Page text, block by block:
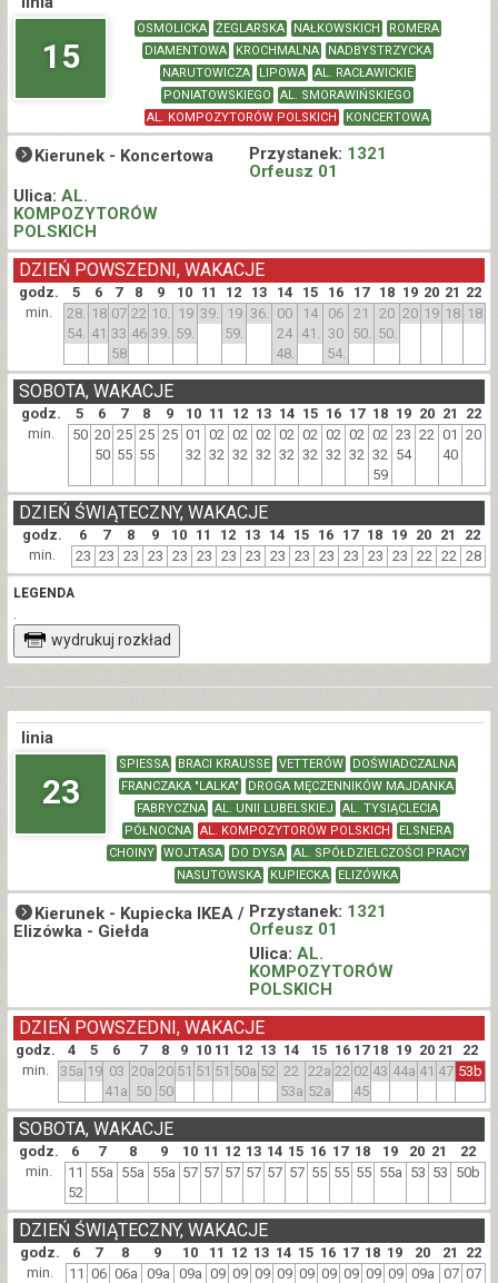
15
OSMOLICKA ŻEGLARSKA NAŁKOWSKICH
ROMERA
DIAMENTOWA
KROCHMALNA
NADBYSTRZYCKA
NARUTOWICZA
LIPOWA
AL. RACŁAWICKIE
PONIATOWSKIEGO
AL. SMORAWIŃSKIEGO
AL. KOMPOZYTORÓW POLSKICH
KONCERTOWA
Kierunek - Koncertowa Przystanek: 1321
Orfeusz 01
Ulica: AL.
KOMPOZYTORÓW
POLSKICH
godz. 5 6 7 8 9 10 11 12 13 14 15 16 17 18 19 20 21 22
DZIEŃ POWSZEDNI, WAKACJE
min.
28.
54.
18
41
07
33
58
22
46
10.
39.
19
59.
39.
19
59.
36.
00
24
48.
14
41.
06
30
54.
21
50.
20
50.
20 19 18 18
godz. 5 6 7 8 9 10 11 12 13 14 15 16 17 18 19 20 21 22
SOBOTA, WAKACJE
min. 50 20
50
25
55
25
55
25 01
32
02
32
02
32
02
32
02
32
02
32
02
32
02
32
02
32
59
23
54
22 01
40
20
godz. 6 7 8 9 10 11 12 13 14 15 16 17 18 19 20 21 22
DZIEŃ ŚWIĄTECZNY, WAKACJE
min. 23 23 23 23 23 23 23 23 23 23 23 23 23 23 22 22 28
LEGENDA
.
wydrukuj rozkład
linia
23
SPIESSA BRACI KRAUSSE VETTERÓW
DOŚWIADCZALNA
FRANCZAKA "LALKA"
DROGA MĘCZENNIKÓW MAJDANKA
FABRYCZNA
AL. UNII LUBELSKIEJ
AL. TYSIĄCLECIA
PÓŁNOCNA
AL. KOMPOZYTORÓW POLSKICH
ELSNERA
CHOINY
WOJTASA DO DYSA
AL. SPÓŁDZIELCZOŚCI PRACY
NASUTOWSKA
KUPIECKA ELIZÓWKA
Kierunek - Kupiecka IKEA /
Elizówka - Giełda
Przystanek: 1321
Orfeusz 01
Ulica: AL.
KOMPOZYTORÓW
POLSKICH
godz. 4 5 6 7 8 9 10 11 12 13 14 15 16 17 18 19 20 21 22
DZIEŃ POWSZEDNI, WAKACJE
min. 35a 19 03
41a
20a
50
20
50
51 51 51 50a 52 22
53a
22a
52a
22 02
45
43 44a 41 47 53b
godz. 6 7 8 9 10 11 12 13 14 15 16 17 18 19 20 21 22
SOBOTA, WAKACJE
min.
11
52
55a 55a 55a 57 57 57 57 57 57 55 55 55 55a 53 53 50b
godz. 6 7 8 9 10 11 12 13 14 15 16 17 18 19 20 21 22
DZIEŃ ŚWIĄTECZNY, WAKACJE
min. 11 06 06a 09a 09a 09 09 09 09 09 09 09 09 09 09a 07 07